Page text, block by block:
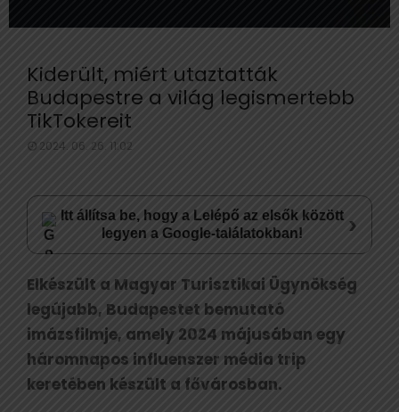
Kiderült, miért utaztatták
Budapestre a világ legismertebb
TikTokereit
2024. 06. 26. 11:02
Itt állítsa be, hogy a Lelépő az elsők között
legyen a Google-találatokban!
›
Elkészült a Magyar Turisztikai Ügynökség
legújabb, Budapestet bemutató
imázsfilmje, amely 2024 májusában egy
háromnapos influenszer média trip
keretében készült a fővárosban.